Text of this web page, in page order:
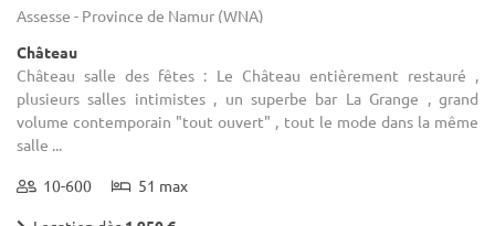
Assesse - Province de Namur (WNA)
Château
Château salle des fêtes : Le Château entièrement restauré ,
plusieurs salles intimistes , un superbe bar La Grange , grand
volume contemporain "tout ouvert" , tout le mode dans la même
salle ...
10-600 51 max